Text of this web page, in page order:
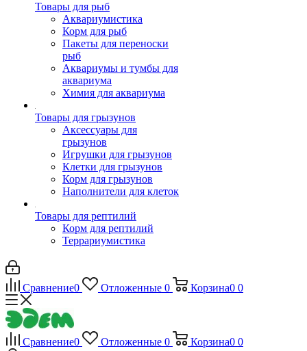
Товары для рыб
Аквариумистика
Корм для рыб
Пакеты для переноски
рыб
Аквариумы и тумбы для
аквариума
Химия для аквариума
Товары для грызунов
Аксессуары для
грызунов
Игрушки для грызунов
Клетки для грызунов
Корм для грызунов
Наполнители для клеток
Товары для рептилий
Корм для рептилий
Террариумистика
Сравнение0 Отложенные 0 Корзина0 0
Сравнение0 Отложенные 0 Корзина0 0